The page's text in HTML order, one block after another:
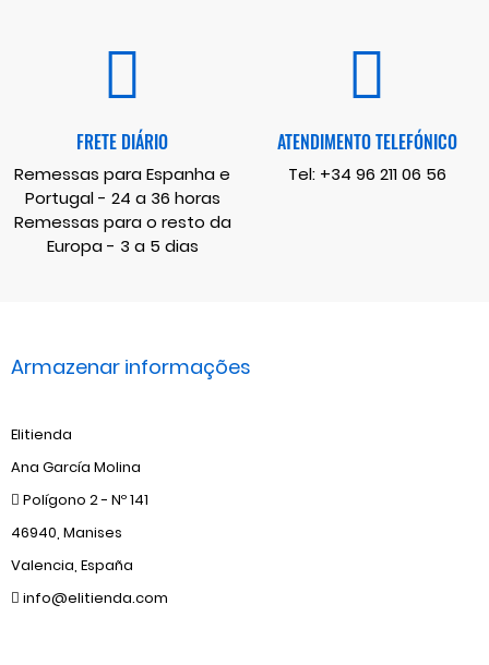
FRETE DIÁRIO
Remessas para Espanha e
Portugal - 24 a 36 horas
Remessas para o resto da
Europa - 3 a 5 dias
ATENDIMENTO TELEFÓNICO
Tel: +34 96 211 06 56
Armazenar informações
Elitienda
Ana García Molina
Polígono 2 - Nº 141
46940, Manises
Valencia, España
info@elitienda.com